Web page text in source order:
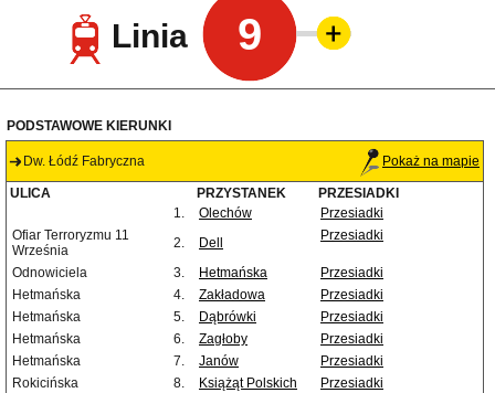
Linia 9
PODSTAWOWE KIERUNKI
Dw. Łódź Fabryczna Pokaż na mapie
ULICA PRZYSTANEK
PRZESIADKI
1.
Olechów
Przesiadki
Ofiar Terroryzmu 11
Września
2. Dell Przesiadki
Odnowiciela 3. Hetmańska
Przesiadki
Hetmańska
4. Zakładowa
Przesiadki
Hetmańska
5. Dąbrówki
Przesiadki
Hetmańska
6. Zagłoby
Przesiadki
Hetmańska
7. Janów
Przesiadki
Rokicińska
8. Książąt Polskich
Przesiadki